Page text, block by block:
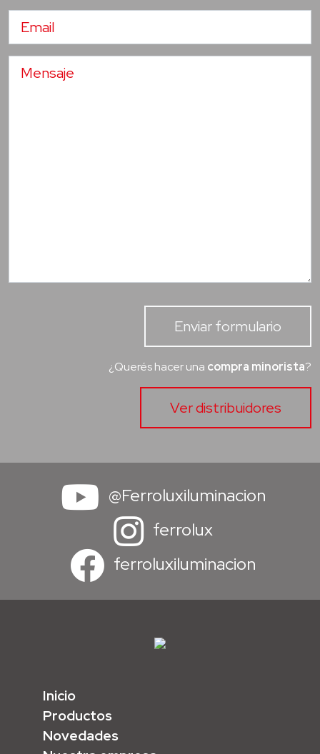
Enviar formulario
¿Querés hacer una compra minorista?
Ver distribuidores
@Ferroluxiluminacion
ferrolux
ferroluxiluminacion
Inicio
Productos
Novedades